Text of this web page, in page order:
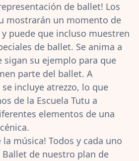
de ballet! Los
mostrarán un momento de
puede que incluso muestren
de ballet. Se anima a
sigan su ejemplo para que
parte del ballet. A
incluye atrezzo, lo que
de la Escuela Tutu a
elementos de una
la música! Todos y cada uno
Ballet de nuestro plan de